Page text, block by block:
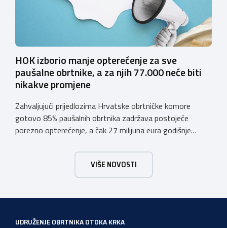
HOK izborio manje opterećenje za sve
paušalne obrtnike, a za njih 77.000 neće biti
nikakve promjene
Zahvaljujući prijedlozima Hrvatske obrtničke komore
gotovo 85% paušalnih obrtnika zadržava postojeće
porezno opterećenje, a čak 27 milijuna eura godišnje
komora pozdravlja odluku Vlade Republike Hrvatske da u
konačnom prijedlogu poreznih izmjena prihvati ključne
prijedloge HOK-a iznesene tijekom intenzivnog dijaloga s
VIŠE NOVOSTI
UDRUŽENJE OBRTNIKA OTOKA KRKA